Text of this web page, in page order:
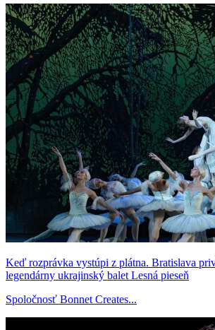
Keď rozprávka vystúpi z plátna. Bratislava
legendárny ukrajinský balet Lesná pieseň
Spoločnosť Bonnet Creates...